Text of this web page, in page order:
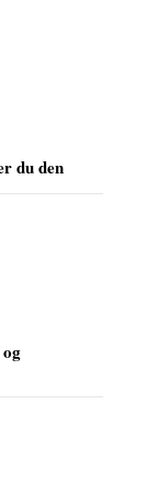
du den